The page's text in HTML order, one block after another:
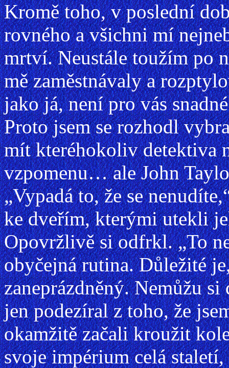
Kromě toho, v poslední
rovného a všichni mí
mrtví. Neustále toužím po
mě zaměstnávaly a
jako já, není pro vás
Proto jsem se rozhodl
mít kteréhokoliv detektiva
vzpomenu… ale John
„Vypadá to, že se
ke dveřím, kterými utekli
Opovržlivě si odfrkl. „To
obyčejná rutina. Důležité
zaneprázdněný. Nemůžu
jen podezíral z toho, že
okamžitě začali kroužit
svoje impérium celá